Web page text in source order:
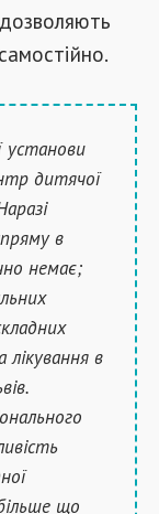
установи
дитячої
в
немає;
в
що